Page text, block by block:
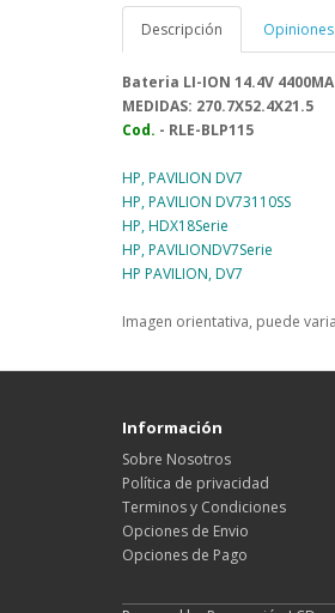
Descripción
Bateria LI-ION 14.4V
MEDIDAS: 270.7X52.4X21.5
Cod. - RLE-BLP115
HP, PAVILION DV7
HP, PAVILION DV73110SS
HP, HDX18Serie
HP, PAVILIONDV7Serie
HP PAVILION, DV7
Imagen orientativa, puede
Información
Sobre Nosotros
Política de privacidad
Terminos y Condiciones
Opciones de Envio
Opciones de Pago